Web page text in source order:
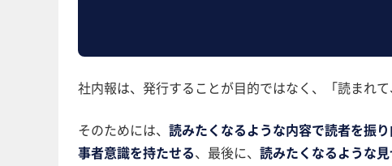
社内報は、発行することが目的ではなく、「読まれ
そのためには、 読みたくなるような内容で読者を振
事者意識を持たせる、最後に、 読みたくなるような